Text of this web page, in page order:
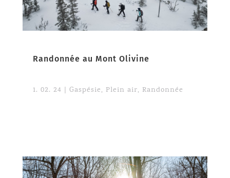
Randonnée au Mont Olivine
1. 02. 24 | Gaspésie, Plein air, Randonnée